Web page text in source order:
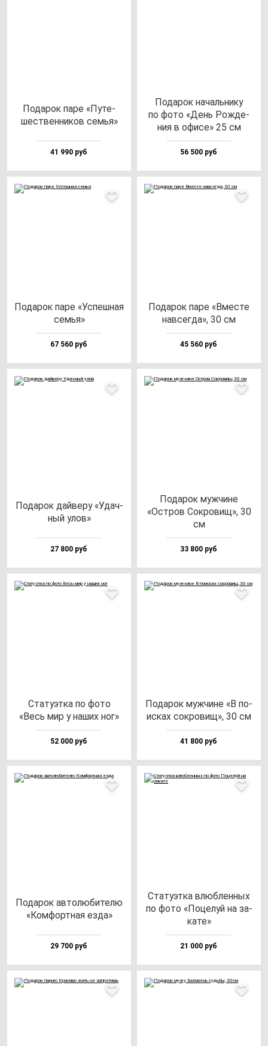
Пода­рок па­ре «Путе­
шес­твен­ни­ков семья»
41 990 руб
Пода­рок на­чаль­ни­ку
по фо­то «День Рож­де­
ния в офи­се» 25 см
56 500 руб
Пода­рок па­ре «Успеш­ная
семья»
67 560 руб
Пода­рок па­ре «Вмес­те
нав­сег­да», 30 см
45 560 руб
Пода­рок дай­ве­ру «Удач­
ный улов»
27 800 руб
Пода­рок муж­чи­не
«Остров Сок­ро­вищ», 30
см
33 800 руб
Ста­ту­эт­ка по фо­то
«Весь мир у на­ших ног»
52 000 руб
Пода­рок муж­чи­не «В по­
ис­ках сок­ро­вищ», 30 см
41 800 руб
Пода­рок ав­то­лю­би­те­лю
«Ком­фор­тная ез­да»
29 700 руб
Ста­ту­эт­ка влюб­лен­ных
по фо­то «Поце­луй на за­
ка­те»
21 000 руб